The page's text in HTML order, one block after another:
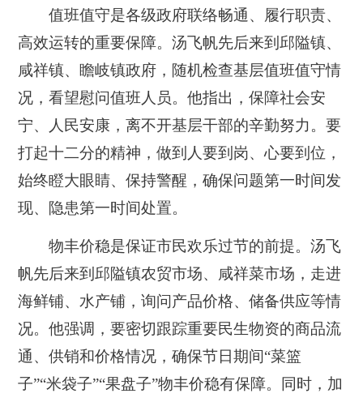
值班值守是各级政府联络畅通、履行职责、
高效运转的重要保障。汤飞帆先后来到邱隘镇、
咸祥镇、瞻岐镇政府，随机检查基层值班值守情
况，看望慰问值班人员。他指出，保障社会安
宁、人民安康，离不开基层干部的辛勤努力。要
打起十二分的精神，做到人要到岗、心要到位，
始终瞪大眼睛、保持警醒，确保问题第一时间发
现、隐患第一时间处置。
物丰价稳是保证市民欢乐过节的前提。汤飞
帆先后来到邱隘镇农贸市场、咸祥菜市场，走进
海鲜铺、水产铺，询问产品价格、储备供应等情
况。他强调，要密切跟踪重要民生物资的商品流
通、供销和价格情况，确保节日期间“菜篮
子”“米袋子”“果盘子”物丰价稳有保障。同时，加